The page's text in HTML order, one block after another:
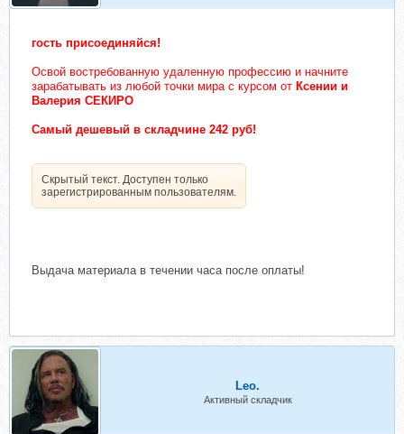
гость присоединяйся!
Освой востребованную удаленную профессию и начните
зарабатывать из любой точки мира с курсом от Ксении и
Валерия СЕКИРО
Самый дешевый в складчине 242 руб!
Скрытый текст. Доступен только
зарегистрированным пользователям.
Выдача материала в течении часа после оплаты!
Leo.
Активный складчик